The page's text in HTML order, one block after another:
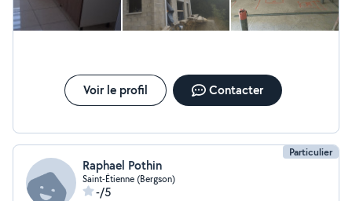
Voir le profil Contacter
Particulier
Raphael Pothin
Saint-Étienne (Bergson)
-/5